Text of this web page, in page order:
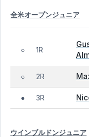
全米オープンジュニア
○ 1R
○ 2R
● 3R
ウインブルドンジュニア